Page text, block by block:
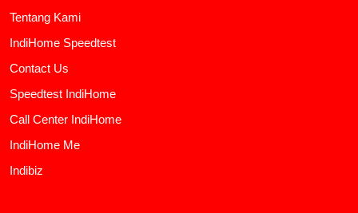
Tentang Kami
IndiHome Speedtest
Contact Us
Speedtest IndiHome
Call Center IndiHome
IndiHome Me
Indibiz